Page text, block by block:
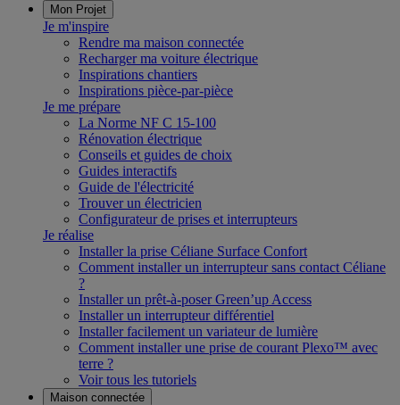
Mon Projet
Je m'inspire
Rendre ma maison connectée
Recharger ma voiture électrique
Inspirations chantiers
Inspirations pièce-par-pièce
Je me prépare
La Norme NF C 15-100
Rénovation électrique
Conseils et guides de choix
Guides interactifs
Guide de l'électricité
Trouver un électricien
Configurateur de prises et interrupteurs
Je réalise
Installer la prise Céliane Surface Confort
Comment installer un interrupteur sans contact Céliane
?
Installer un prêt-à-poser Green’up Access
Installer un interrupteur différentiel
Installer facilement un variateur de lumière
Comment installer une prise de courant Plexo™ avec
terre ?
Voir tous les tutoriels
Maison connectée